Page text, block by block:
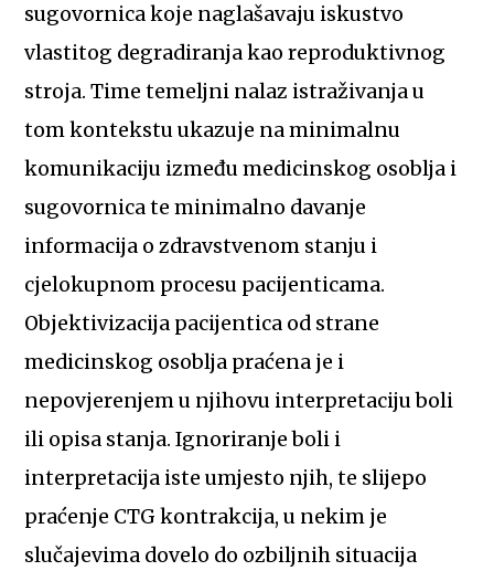
sugovornica koje naglašavaju iskustvo
vlastitog degradiranja kao reproduktivnog
stroja. Time temeljni nalaz istraživanja u
tom kontekstu ukazuje na minimalnu
komunikaciju između medicinskog osoblja i
sugovornica te minimalno davanje
informacija o zdravstvenom stanju i
cjelokupnom procesu pacijenticama.
Objektivizacija pacijentica od strane
medicinskog osoblja praćena je i
nepovjerenjem u njihovu interpretaciju boli
ili opisa stanja. Ignoriranje boli i
interpretacija iste umjesto njih, te slijepo
praćenje CTG kontrakcija, u nekim je
slučajevima dovelo do ozbiljnih situacija